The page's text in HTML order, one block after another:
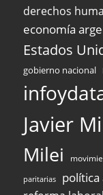
derechos
economía
Estados
gobierno nacional
Javier
Milei
paritarias política